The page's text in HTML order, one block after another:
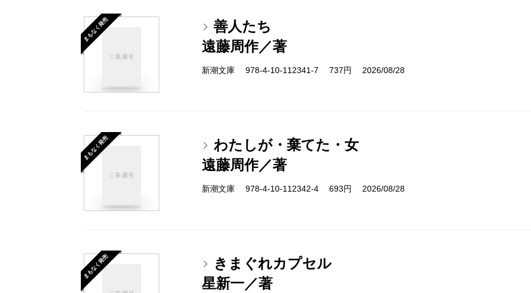
まもなく発売
善人たち
遠藤周作／著
新潮文庫 978-4-10-112341-7 737円 2026/08/28
まもなく発売
わたしが・棄てた・女
遠藤周作／著
新潮文庫 978-4-10-112342-4 693円 2026/08/28
まもなく発売
きまぐれカプセル
星新一／著